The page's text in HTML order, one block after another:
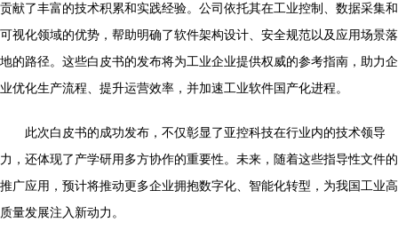
贡献了丰富的技术积累和实践经验。公司依托其在工业控制、数据采集和
可视化领域的优势，帮助明确了软件架构设计、安全规范以及应用场景落
地的路径。这些白皮书的发布将为工业企业提供权威的参考指南，助力企
业优化生产流程、提升运营效率，并加速工业软件国产化进程。
此次白皮书的成功发布，不仅彰显了亚控科技在行业内的技术领导
力，还体现了产学研用多方协作的重要性。未来，随着这些指导性文件的
推广应用，预计将推动更多企业拥抱数字化、智能化转型，为我国工业高
质量发展注入新动力。